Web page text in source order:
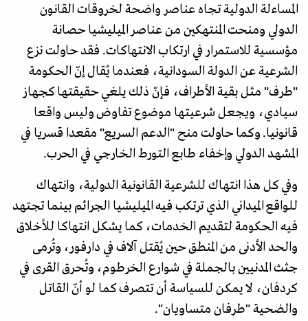
المساءلة الدولية تجاه عناصر واضحة لخروقات القانون
الدولي ومنحت المنتهكين من عناصر الميليشيا حصانة
مؤسسية للاستمرار في ارتكاب الانتهاكات. فقد حاولت نزع
الشرعية عن الدولة السودانية، فعندما يُقال إنّ الحكومة
"طرف" مثل بقية الأطراف، فإنّ ذلك يلغي حقيقتها كجهاز
سيادي، ويجعل شرعيتها موضوع تفاوض وليس واقعا
قانونيا. وكما حاولت منح "الدعم السريع" مقعدا قسريا في
المشهد الدولي وإخفاء طابع التورط الخارجي في الحرب.
وفي كل هذا انتهاك للشرعية القانونية الدولية، وانتهاك
للواقع الميداني الذي ترتكب فيه الميليشيا الجرائم بينما تجتهد
فيه الحكومة لتقديم الخدمات، كما يشكل انتهاكا للأخلاق
والحد الأدنى من المنطق حين يُقتل آلاف في دارفور، وتُرمى
جثث المدنيين بالجملة في شوارع الخرطوم، وتُحرق القرى في
كردفان، لا يمكن للسياسة أن تتصرف كما لو أنّ القاتل
والضحية "طرفان متساويان".